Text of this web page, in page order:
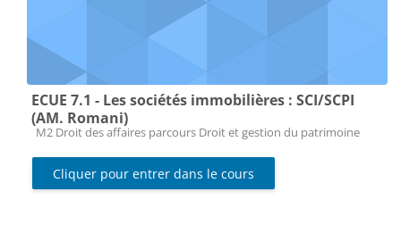
ECUE 7.1 - Les sociétés immobilières : SCI/SCPI
(AM. Romani)
Catégorie de cours
M2 Droit des affaires parcours Droit et gestion du patrimoine
Cliquer pour entrer dans le cours